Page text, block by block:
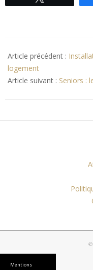
Mentions
04-
14
Article précédent :
logement
Article suivant : Seniors :
©